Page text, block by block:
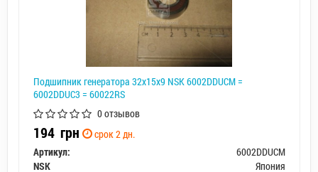
Подшипник генератора 32x15x9 NSK 6002DDUCM =
6002DDUC3 = 60022RS
0 отзывов
194 грн
срок 2 дн.
Артикул:
6002DDUCM
NSK
Япония